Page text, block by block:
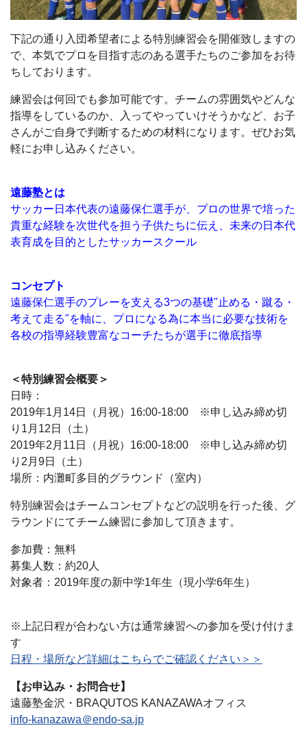
下記の通り入団希望者による特別練習会を開催致しますの
で、本気でプロを目指す志のある選手たちのご参加をお待
ちしております。
練習会は何回でも参加可能です。チームの雰囲気やどんな
指導をしているのか、入ってやっていけそうかなど、お子
さんがご自身で判断するための材料になります。ぜひお気
軽にお申し込みください。
遠藤塾とは
サッカー日本代表の遠藤保仁選手が、プロの世界で培った
貴重な経験を次世代を担う子供たちに伝え、未来の日本代
表育成を目的としたサッカースクール
コンセプト
遠藤保仁選手のプレーを支える3つの基礎"止める・蹴る・
考えて走る"を軸に、プロになる為に本当に必要な技術を
各校の指導経験豊富なコーチたちが選手に徹底指導
＜特別練習会概要＞
日時：
2019年1月14日（月祝）16:00‐18:00 ※申し込み締め切
り1月12日（土）
2019年2月11日（月祝）16:00‐18:00 ※申し込み締め切
り2月9日（土）
場所：内灘町多目的グラウンド（室内）
特別練習会はチームコンセプトなどの説明を行った後、グ
ラウンドにてチーム練習に参加して頂きます。
参加費：無料
募集人数：約20人
対象者：2019年度の新中学1年生（現小学6年生）
※上記日程が合わない方は通常練習への参加を受け付けま
す
日程・場所など詳細はこちらでご確認ください＞＞
【お申込み・お問合せ】
遠藤塾金沢・BRAQUTOS KANAZAWAオフィス
info-kanazawa＠endo-sa.jp